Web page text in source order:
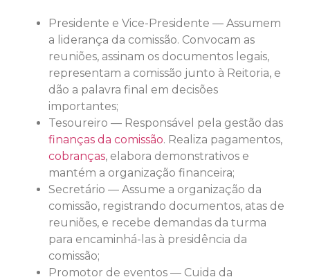
Presidente e Vice-Presidente ― Assumem
a liderança da comissão. Convocam as
reuniões, assinam os documentos legais,
representam a comissão junto à Reitoria, e
dão a palavra final em decisões
importantes;
Tesoureiro ― Responsável pela gestão das
finanças da comissão. Realiza pagamentos,
cobranças, elabora demonstrativos e
mantém a organização financeira;
Secretário ― Assume a organização da
comissão, registrando documentos, atas de
reuniões, e recebe demandas da turma
para encaminhá-las à presidência da
comissão;
Promotor de eventos ― Cuida da